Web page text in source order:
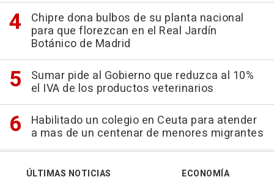
Chipre dona bulbos de su planta nacional
para que florezcan en el Real Jardín
Botánico de Madrid
Sumar pide al Gobierno que reduzca al 10%
el IVA de los productos veterinarios
Habilitado un colegio en Ceuta para atender
a mas de un centenar de menores migrantes
ÚLTIMAS NOTICIAS
ECONOMÍA